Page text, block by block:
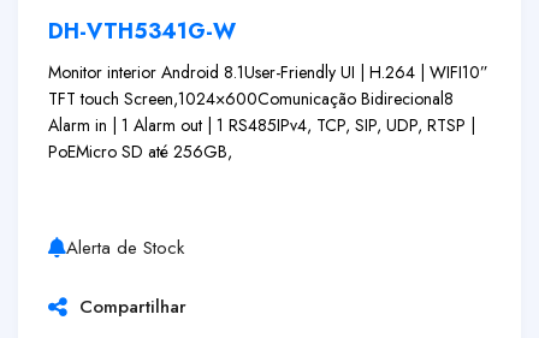
DH-VTH5341G-W
Monitor interior Android 8.1User-Friendly UI | H.264 | WIFI10”
TFT touch Screen,1024×600Comunicação Bidirecional8
Alarm in | 1 Alarm out | 1 RS485IPv4, TCP, SIP, UDP, RTSP |
PoEMicro SD até 256GB,
Alerta de Stock
Compartilhar